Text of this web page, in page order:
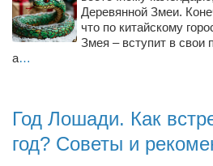
Деревянной Змеи.
что по китайскому
Змея – вступит в свои
а…
Год Лошади. Как
год? Советы и